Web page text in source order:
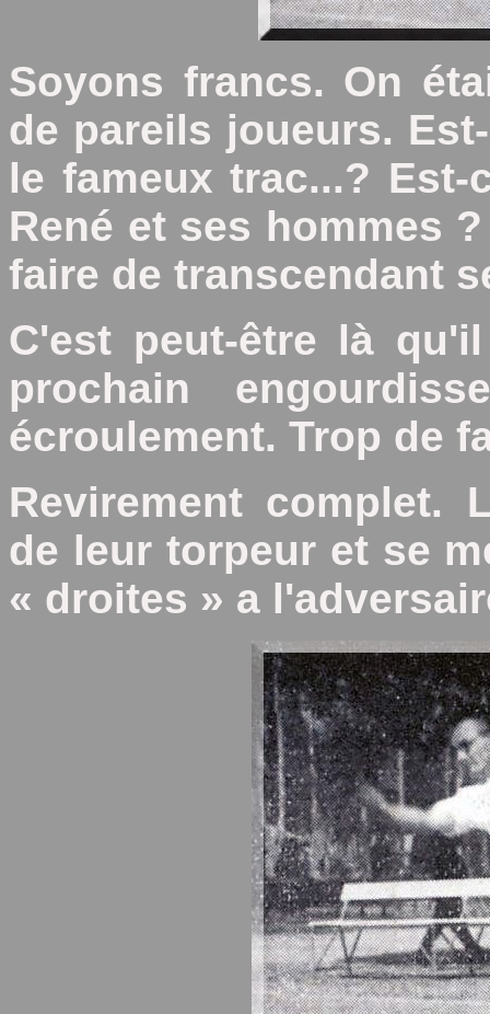
Soyons francs. On
de pareils joueurs.
le fameux trac...?
René et ses hommes
faire de transcendant
C'est peut-être là
prochain
écroulement. Trop de
Revirement complet.
de leur torpeur et se
« droites » a